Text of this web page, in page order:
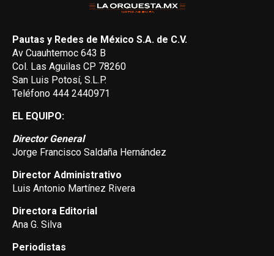
Pautas y Redes de México S.A. de C.V.
Av Cuauhtemoc 643 B
Col. Las Aguilas CP 78260
San Luis Potosí, S.L.P.
Teléfono 444 2440971
EL EQUIPO:
Director General
Jorge Francisco Saldaña Hernández
Director Administrativo
Luis Antonio Martínez Rivera
Directora Editorial
Ana G. Silva
Periodistas